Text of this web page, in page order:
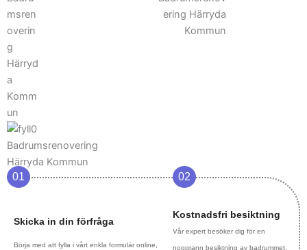
01
Skicka in din förfråga
Börja med att fylla i vårt enkla formulär online,
02
Kostnadsfri besiktning
Vår expert besöker dig för en
noggrann besiktning av badrummet.